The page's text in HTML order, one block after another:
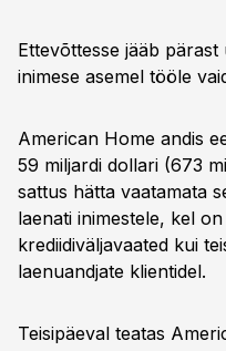
Ettevõttesse jääb
inimese asemel tööle
American Home andis
59 miljardi dollari (673
sattus hätta vaatamata
laenati inimestele, kel
krediidiväljavaated kui
laenuandjate klientidel.
Teisipäeval teatas